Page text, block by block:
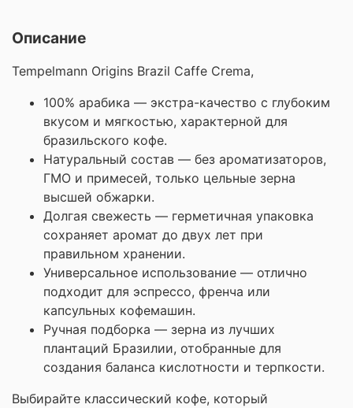
Описание
Tempelmann Origins Brazil Caffe Crema,
100% арабика — экстра-качество с глубоким
вкусом и мягкостью, характерной для
бразильского кофе.
Натуральный состав — без ароматизаторов,
ГМО и примесей, только цельные зерна
высшей обжарки.
Долгая свежесть — герметичная упаковка
сохраняет аромат до двух лет при
правильном хранении.
Универсальное использование — отлично
подходит для эспрессо, френча или
капсульных кофемашин.
Ручная подборка — зерна из лучших
плантаций Бразилии, отобранные для
создания баланса кислотности и терпкости.
Выбирайте классический кофе, который